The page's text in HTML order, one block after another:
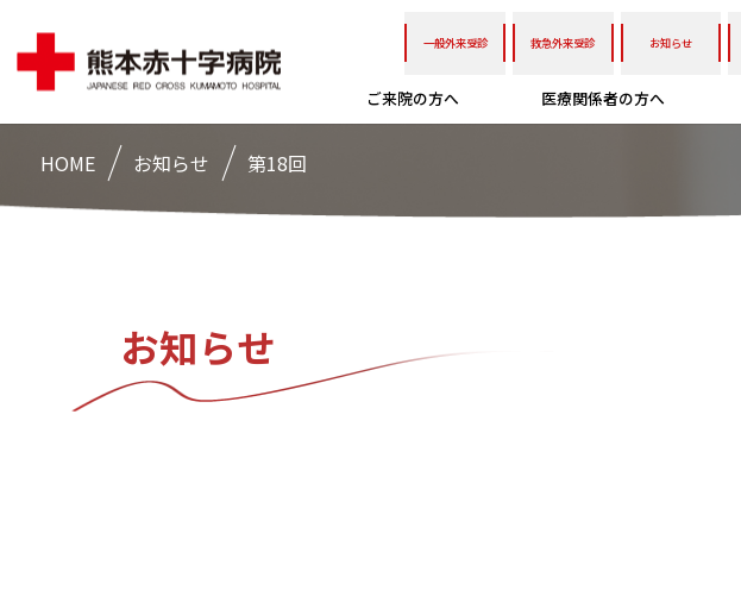
一般外来受診 救急外来受診 お知らせ
ご来院の方へ 医療関係者の方へ
HOME お知らせ 第18回
お知らせ